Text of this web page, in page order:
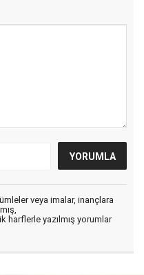
veya imalar, inançlara
harflerle yazılmış yorumlar